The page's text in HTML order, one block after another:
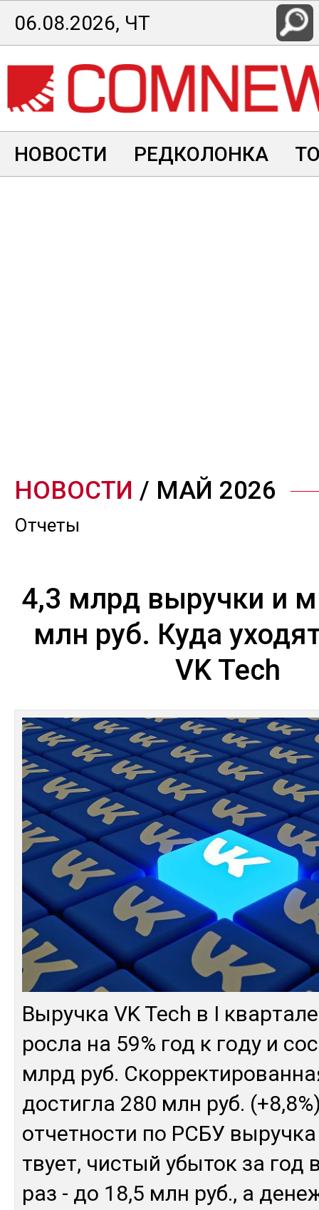
Перейти
к
основному
содержанию
06.08.2026, ЧТ
НОВОСТИ РЕДКОЛОНКА
НОВОСТИ / МАЙ 2026
Отчеты
4,3 млрд выручки и
млн руб. Куда
VK Tech
Вы­руч­ка VK Tech в I
рос­ла на 59% год к го­ду и
млрд руб.
дос­тиг­ла 280 млн руб.
от­чет­нос­ти по РСБУ
твует, чис­тый убы­ток за год
раз - до 18,5 млн руб., а